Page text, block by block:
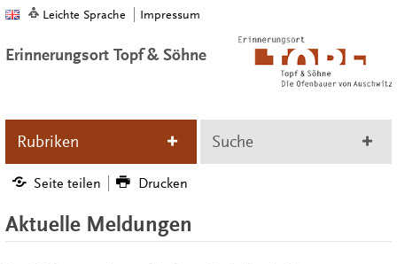
Leichte Sprache Impressum
Erinnerungsort Topf & Söhne
Rubriken Suche
Seite teilen Drucken
Aktuelle Meldungen